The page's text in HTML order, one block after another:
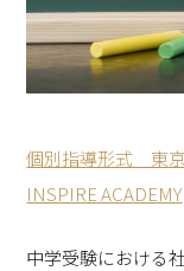
個別指導形式 東
INSPIRE ACADEMY
中学受験における